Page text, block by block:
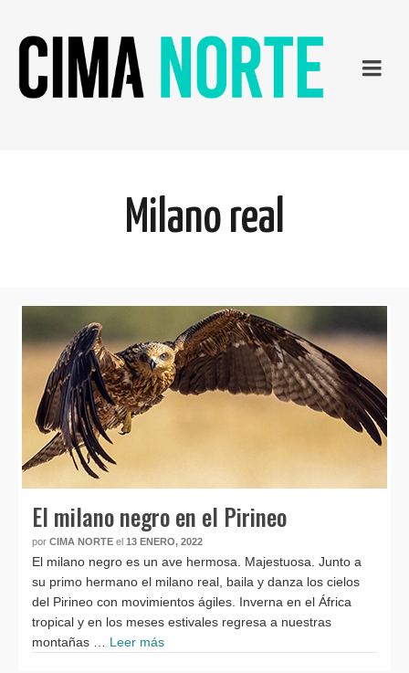
Milano real
El milano negro en el Pirineo
por CIMA NORTE el 13 ENERO, 2022
El milano negro es un ave hermosa. Majestuosa. Junto a
su primo hermano el milano real, baila y danza los cielos
del Pirineo con movimientos ágiles. Inverna en el África
tropical y en los meses estivales regresa a nuestras
montañas … Leer más